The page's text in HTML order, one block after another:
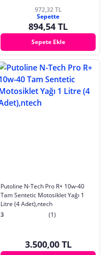
972,32 TL
Sepette
894,54 TL
Sepete Ekle
Putoline N-Tech Pro R+ 10w-40
Tam Sentetic Motosiklet Yağı 1
Litre (4 Adet),ntech
3
(1)
3.500,00 TL